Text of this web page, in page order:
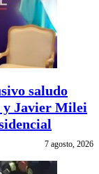
saludo
y Javier Milei
7 agosto, 2026